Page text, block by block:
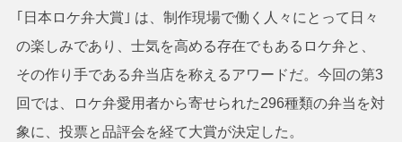
｢日本ロケ弁大賞｣ は、制作現場で働く人々にとって日々
の楽しみであり、士気を高める存在でもあるロケ弁と、
その作り手である弁当店を称えるアワードだ。今回の第3
回では、ロケ弁愛用者から寄せられた296種類の弁当を対
象に、投票と品評会を経て大賞が決定した。